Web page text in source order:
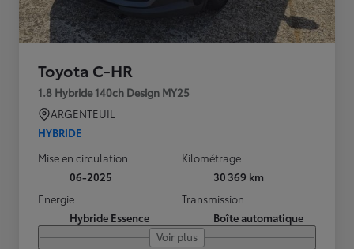
Toyota C-HR
1.8 Hybride 140ch Design MY25
ARGENTEUIL
HYBRIDE
Mise en circulation
06-2025
Kilométrage
30 369 km
Energie
Hybride Essence
Transmission
Boîte automatique
Voir plus